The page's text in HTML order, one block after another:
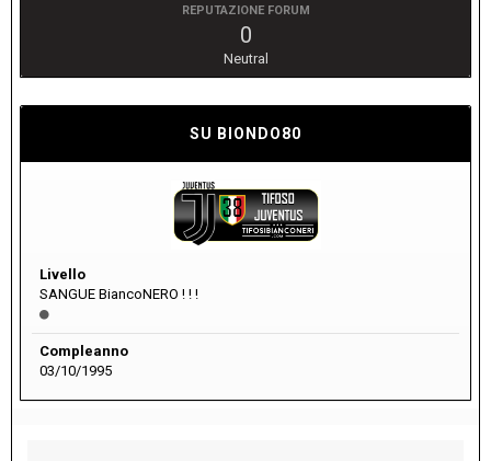
REPUTAZIONE FORUM
0
Neutral
SU BIONDO80
Livello
SANGUE BiancoNERO ! ! !
Compleanno
03/10/1995